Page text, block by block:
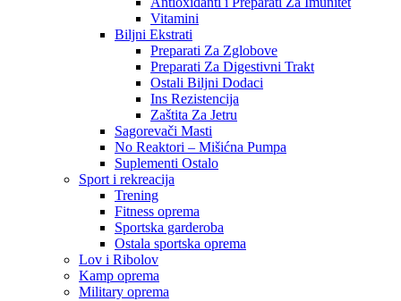
Vitamini
Biljni Ekstrati
Preparati Za Zglobove
Preparati Za Digestivni Trakt
Ostali Biljni Dodaci
Ins Rezistencija
Zaštita Za Jetru
Sagorevači Masti
No Reaktori – Mišićna Pumpa
Suplementi Ostalo
Sport i rekreacija
Trening
Fitness oprema
Sportska garderoba
Ostala sportska oprema
Lov i Ribolov
Kamp oprema
Military oprema